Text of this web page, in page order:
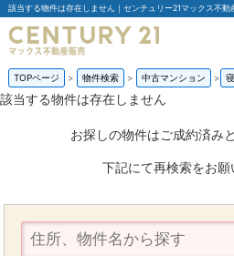
該当する物件は存在しません｜センチュリー21マックス不動
TOPページ 物件検索 中古マンション
該当する物件は存在しません
お探しの物件はご成約済み
下記にて再検索をお願